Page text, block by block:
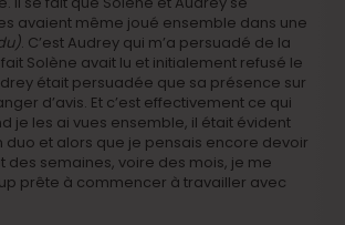
avaient même joué ensemble dans une
. C’est Audrey qui m’a persuadé de la
Solène avait lu et initialement refusé le
était persuadée que sa présence sur
d’avis. Et c’est effectivement ce qui
je les ai vues ensemble, il était évident
duo et alors que je pensais encore devoir
des semaines, voire des mois, je me
prête à commencer à travailler avec